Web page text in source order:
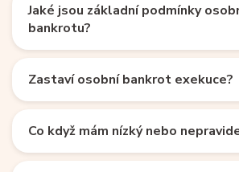
Jaké jsou základní podmínky
bankrotu?
Zastaví osobní bankrot exekuce?
Co když mám nízký nebo